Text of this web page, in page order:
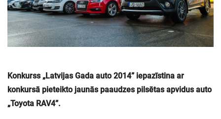
Konkurss „Latvijas Gada auto 2014” iepazīstina ar
konkursā pieteikto jaunās paaudzes pilsētas apvidus auto
„Toyota RAV4”.